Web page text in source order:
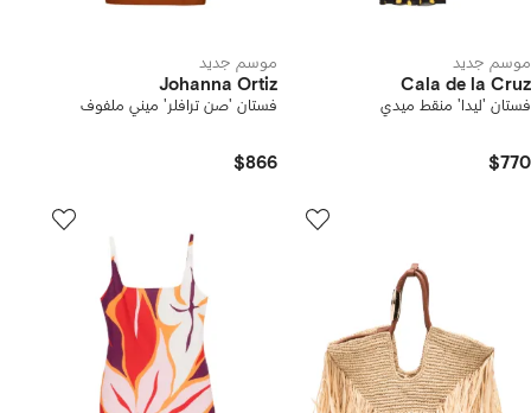
موسم جديد
Cala de la Cruz
فستان 'ليدا' منقط ميدي
$770
موسم جديد
Johanna Ortiz
فستان 'صن ترافلر' ميني ملفوف
$866